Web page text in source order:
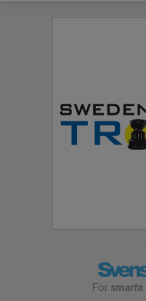
För smarta